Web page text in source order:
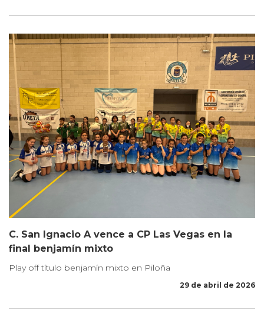
C. San Ignacio A vence a CP Las Vegas en la
final benjamín mixto
Play off título benjamín mixto en Piloña
29 de abril de 2026